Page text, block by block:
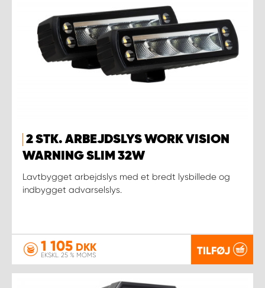
2 STK. ARBEJDSLYS WORK VISION
WARNING SLIM 32W
Lavtbygget arbejdslys med et bredt lysbillede og
indbygget advarselslys.
1 105 DKK
EKSKL. 25 % MOMS TILFØJ